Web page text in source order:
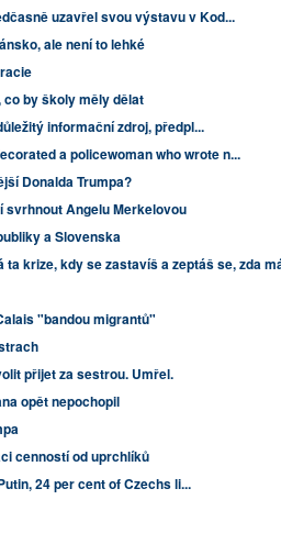
uzavřel svou výstavu v Kod...
ale není to lehké
co by školy měly dělat
informační zdroj, předpl...
a policewoman who wrote n...
Donalda Trumpa?
svrhnout Angelu Merkelovou
a Slovenska
ta krize, kdy se zastavíš a zeptáš se, zda
"bandou migrantů"
přijet za sestrou. Umřel.
opět nepochopil
cenností od uprchlíků
24 per cent of Czechs li...